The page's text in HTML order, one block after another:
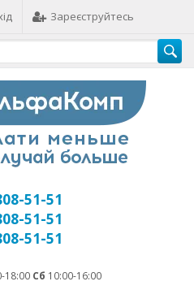
Зареєструйтесь
51-51
51-51
51-51
18:00 Сб 10:00-16:00